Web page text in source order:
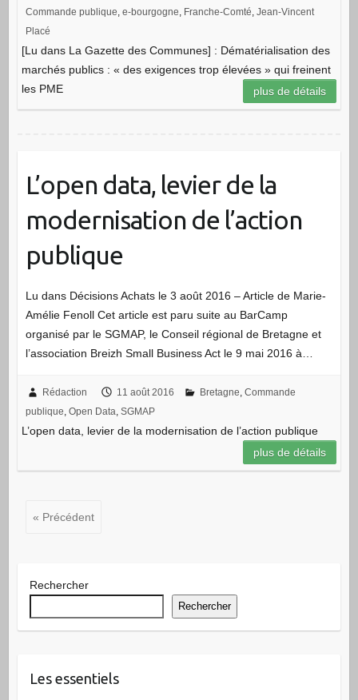
Commande publique, e-bourgogne, Franche-Comté, Jean-Vincent
Placé
[Lu dans La Gazette des Communes] : Dématérialisation des
marchés publics : « des exigences trop élevées » qui freinent
les PME
plus de détails
L’open data, levier de la
modernisation de l’action
publique
Lu dans Décisions Achats le 3 août 2016 – Article de Marie-
Amélie Fenoll Cet article est paru suite au BarCamp
organisé par le SGMAP, le Conseil régional de Bretagne et
l’association Breizh Small Business Act le 9 mai 2016 à…
Rédaction 11 août 2016 Bretagne Commande
publique Open Data SGMAP
L’open data, levier de la modernisation de l’action publique
plus de détails
« Précédent
Rechercher
Rechercher
Les essentiels